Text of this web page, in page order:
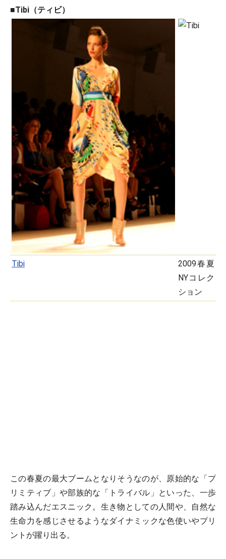
■Tibi（ティビ）
Tibi
2009春夏
NYコレク
ション
この春夏の最大ブームとなりそうなのが、原始的な「プ
リミティブ」や部族的な「トライバル」といった、一歩
踏み込んだエスニック。生き物としての人間や、自然な
生命力を感じさせるようなダイナミックな色使いやプリ
ントが躍り出る。